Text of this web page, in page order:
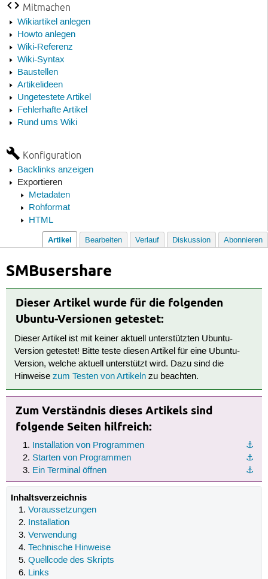
Mitmachen
Wikiartikel anlegen
Howto anlegen
Wiki-Referenz
Wiki-Syntax
Baustellen
Artikelideen
Ungetestete Artikel
Fehlerhafte Artikel
Rund ums Wiki
Konfiguration
Backlinks anzeigen
Exportieren
Metadaten
Rohformat
HTML
Artikel Bearbeiten Verlauf Diskussion Abonnieren
SMBusershare
Dieser Artikel wurde für die folgenden
Ubuntu-Versionen getestet:
Dieser Artikel ist mit keiner aktuell unterstützten Ubuntu-
Version getestet! Bitte teste diesen Artikel für eine Ubuntu-
Version, welche aktuell unterstützt wird. Dazu sind die
Hinweisezum Testen von Artikeln zu beachten.
Zum Verständnis dieses Artikels sind
folgende Seiten hilfreich:
⚓︎
Installation von Programmen
⚓︎
Starten von Programmen
⚓︎
Ein Terminal öffnen
Inhaltsverzeichnis
Voraussetzungen
Installation
Verwendung
Technische Hinweise
Quellcode des Skripts
Links